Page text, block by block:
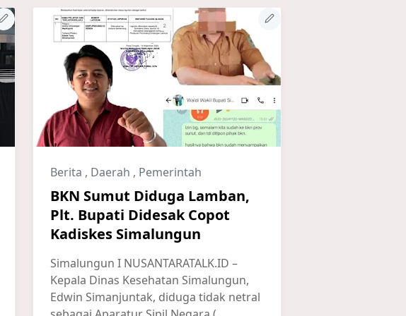
Berita , Daerah , Pemerintah
BKN Sumut Diduga Lamban,
Plt. Bupati Didesak Copot
Kadiskes Simalungun
Simalungun I NUSANTARATALK.ID –
Kepala Dinas Kesehatan Simalungun,
Edwin Simanjuntak, diduga tidak netral